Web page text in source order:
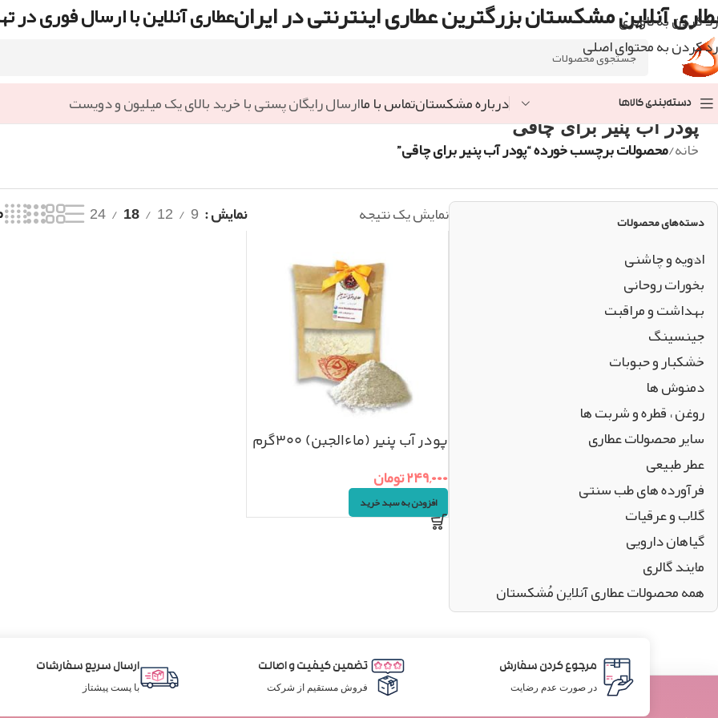
رد کردن به ناوبری
رد کردن به محتوای اصلی
آنلاین مشکستان بزرگترین عطاری اینترنتی در ایرانعطاری آنلاین با ارسال فوری در
دسته‌بندی کالاها درباره مشکستانتماس با ماارسال رایگان پستی با خرید بالای یک میلیون و دویست
پودر آب پنیر برای چاقی
خانه/محصولات برچسب خورده “پودر آب پنیر برای چاقی”
دسته‌های محصولات
ادویه و چاشنی
بخورات روحانی
بهداشت و مراقبت
جینسینگ
خشکبار و حبوبات
دمنوش ها
روغن ، قطره و شربت ها
سایر محصولات عطاری
عطر طبیعی
فرآورده های طب سنتی
گلاب و عرقیات
گیاهان دارویی
مایند گالری
همه محصولات عطاری آنلاین مُشکستان
نمایش یک نتیجه نمایش 9
12
18
24
پودر آب پنیر (ماءالجبن) ۳۰۰گرم
۲۴۹,۰۰۰تومان
افزودن به سبد خرید
مرجوع کردن سفارش
در صورت عدم رضایت
تضمین کیفیت و اصالت
فروش مستقیم از شرکت
ارسال سریع سفارشات
با پست پیشتاز